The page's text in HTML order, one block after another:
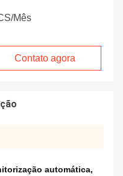
mês
Contato agora
automática,